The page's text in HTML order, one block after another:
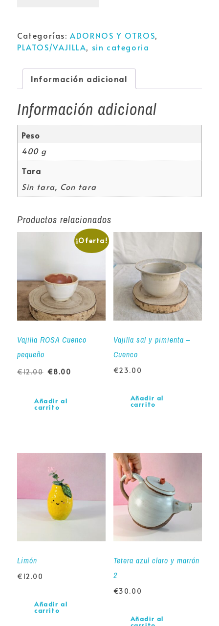
Categorías:ADORNOS Y OTROS,
PLATOS/VAJILLA, sin categoria
Información adicional
Información adicional
Peso
400 g
Tara
Sin tara, Con tara
Productos relacionados
¡Oferta!
Vajilla ROSA Cuenco
pequeño
€12.00 €8.00
Añadir al
carrito
Vajilla sal y pimienta –
Cuenco
€23.00
Añadir al
carrito
Limón
€ 12.00
Añadir al
carrito
Tetera azul claro y marrón
2
€30.00
Añadir al